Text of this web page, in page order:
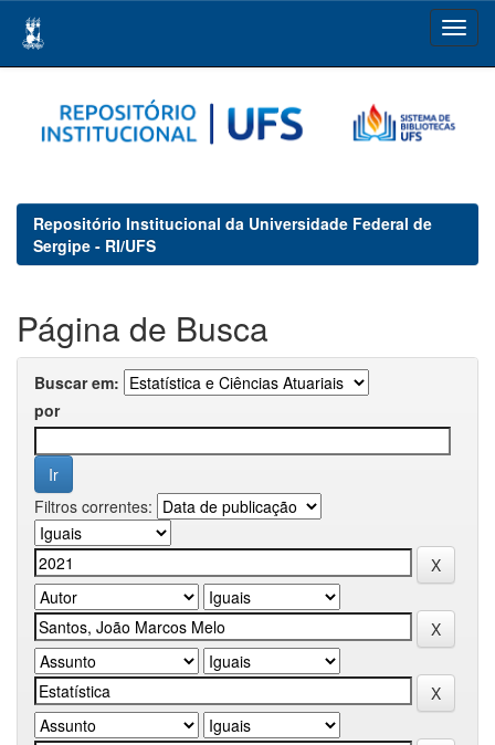
navigation
Repositório Institucional da Universidade Federal de
Sergipe - RI/UFS
Página de Busca
Buscar em:
por
Filtros correntes: